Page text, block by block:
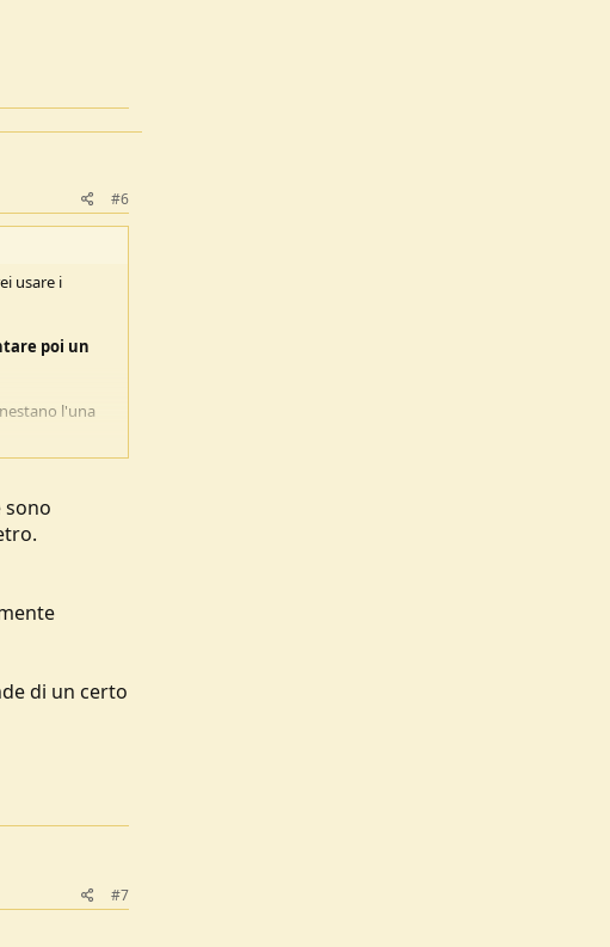
#6
usare i
poi un
l'una
sono
di un certo
#7